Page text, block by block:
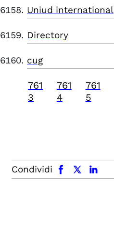
Uniud international
Directory
cug
761
3
761
4
761
5
Condividi
facebook x.com linkedin